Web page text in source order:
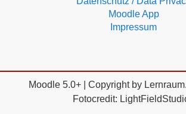
Moodle App
Impressum
Moodle 5.0+ | Copyright by
Fotocredit: